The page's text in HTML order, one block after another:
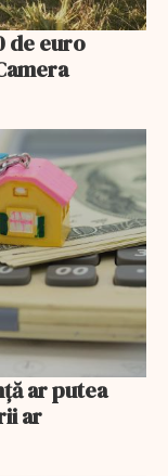
de euro
ar putea
ar